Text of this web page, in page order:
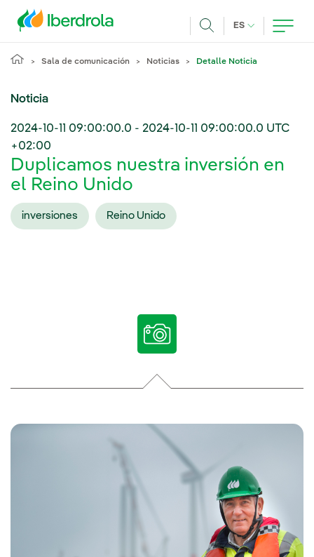
ES IDIOMA
Sala de comunicación Noticias Detalle Noticia
Noticia
2024-10-11 09:00:00.0 - 2024-10-11 09:00:00.0 UTC
+02:00
Duplicamos nuestra inversión en
el Reino Unido
inversiones Reino Unido